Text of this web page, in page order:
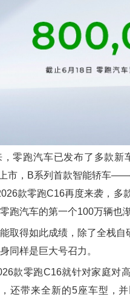
跑汽车已发布了多款新
，B系列首款智能轿车
款零跑C16再度来袭，
跑汽车的第一个100万辆也
得如此成绩，除了全栈自
同样是巨大号召力。
零跑C16就针对家庭对高
还带来全新的5座车型，